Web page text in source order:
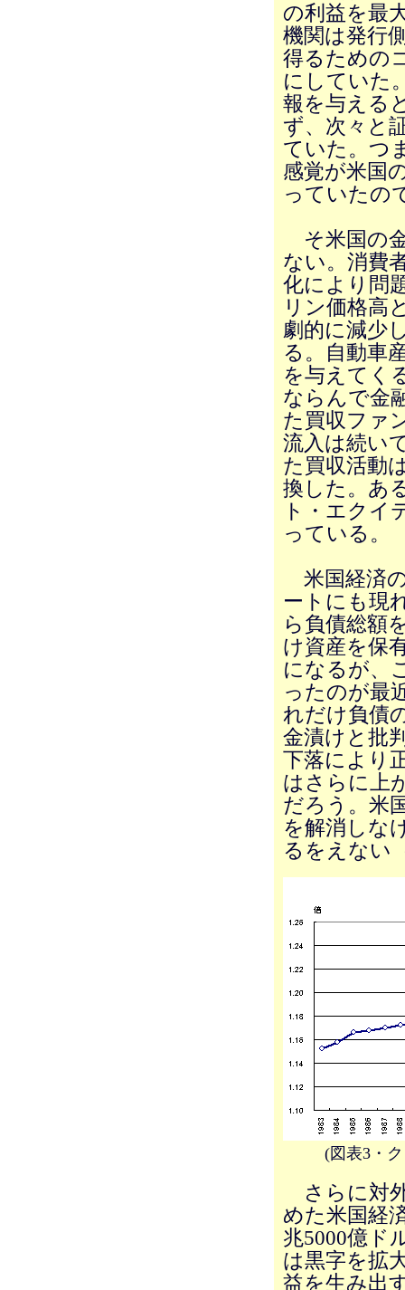
の利益を最
機関は発行
得るための
にしていた
報を与える
ず、次々と
ていた。つ
感覚が米国
っていたの
そ米国の
ない。消費
化により問
リン価格高
劇的に減少
る。自動車
を与えてく
ならんで金
た買収ファ
流入は続い
た買収活動
換した。あ
ト・エクイ
っている。
米国経済
ートにも現
ら負債総額
け資産を保
になるが、
ったのが最
れだけ負債
金漬けと批
下落により
はさらに上
だろう。米
を解消しな
るをえない
(図表3・
さらに対
めた米国経
兆5000億ド
は黒字を拡
益を生み出